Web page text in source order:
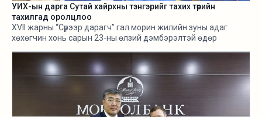
УИХ-ын дарга Сутай хайрхны тэнгэрийг тахих төрийн
тахилгад оролцлоо
XVII жарны “Сүрээр дарагч” гал морин жилийн зуны адаг
хөхөгчин хонь сарын 23-ны өлзий дэмбэрэлтэй өдөр
боллоо.